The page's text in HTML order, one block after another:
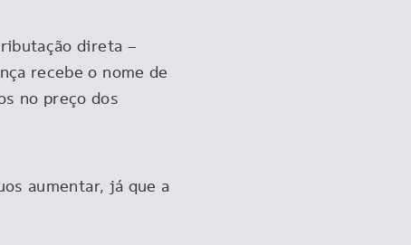
direta –
recebe o nome de
no preço dos
aumentar, já que a